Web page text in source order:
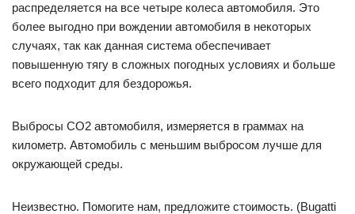
распределяется на все четыре колеса автомобиля. Это
более выгодно при вождении автомобиля в некоторых
случаях, так как данная система обеспечивает
повышенную тягу в сложных погодных условиях и больше
всего подходит для бездорожья.
Выбросы CO2 автомобиля, измеряется в граммах на
километр. Автомобиль с меньшим выбросом лучше для
окружающей среды.
Неизвестно. Помогите нам, предложите стоимость. (Bugatti